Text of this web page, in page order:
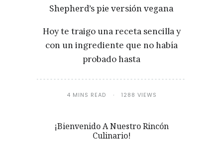
Shepherd’s pie versión vegana
Hoy te traigo una receta sencilla y
con un ingrediente que no había
probado hasta
4 MINS READ 1288 VIEWS
¡Bienvenido A Nuestro Rincón
Culinario!